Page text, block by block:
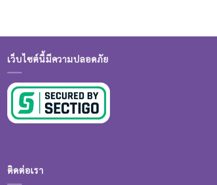
เว็บไซต์นี้มีความปลอดภัย
ติดต่อเรา